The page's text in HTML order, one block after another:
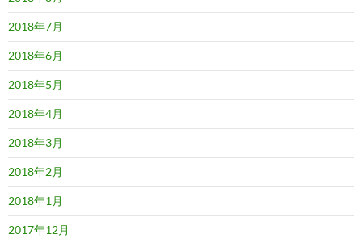
2018年7月
2018年6月
2018年5月
2018年4月
2018年3月
2018年2月
2018年1月
2017年12月